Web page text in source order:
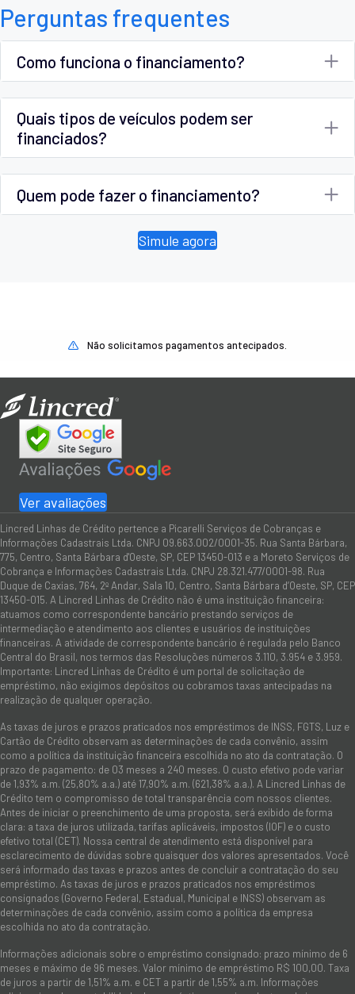
Perguntas frequentes
Como funciona o financiamento?
Quais tipos de veículos podem ser
financiados?
Quem pode fazer o financiamento?
Simule agora
Não solicitamos pagamentos antecipados.
Ver avaliações
Lincred Linhas de Crédito pertence a Picarelli Serviços de Cobranças e
Informações Cadastrais Ltda. CNPJ 09.663.002/0001-35. Rua Santa Bárbara,
775, Centro, Santa Bárbara d'Oeste, SP, CEP 13450-013 e a Moreto Serviços de
Cobrança e Informações Cadastrais Ltda. CNPJ 28.321.477/0001-98. Rua
Duque de Caxias, 764, 2º Andar, Sala 10, Centro, Santa Bárbara d’Oeste, SP, CEP
13450-015. A Lincred Linhas de Crédito não é uma instituição financeira:
atuamos como correspondente bancário prestando serviços de
intermediação e atendimento aos clientes e usuários de instituições
financeiras. A atividade de correspondente bancário é regulada pelo Banco
Central do Brasil, nos termos das Resoluções números 3.110, 3.954 e 3.959.
Importante: Lincred Linhas de Crédito é um portal de solicitação de
empréstimo, não exigimos depósitos ou cobramos taxas antecipadas na
realização de qualquer operação.
As taxas de juros e prazos praticados nos empréstimos de INSS, FGTS, Luz e
Cartão de Crédito observam as determinações de cada convênio, assim
como a política da instituição financeira escolhida no ato da contratação. O
prazo de pagamento: de 03 meses a 240 meses. O custo efetivo pode variar
de 1,93% a.m. (25,80% a.a.) até 17,90% a.m. (621,38% a.a.). A Lincred Linhas de
Crédito tem o compromisso de total transparência com nossos clientes.
Antes de iniciar o preenchimento de uma proposta, será exibido de forma
clara: a taxa de juros utilizada, tarifas aplicáveis, impostos (IOF) e o custo
efetivo total (CET). Nossa central de atendimento está disponível para
esclarecimento de dúvidas sobre quaisquer dos valores apresentados. Você
será informado das taxas e prazos antes de concluir a contratação do seu
empréstimo. As taxas de juros e prazos praticados nos empréstimos
consignados (Governo Federal, Estadual, Municipal e INSS) observam as
determinações de cada convênio, assim como a política da empresa
escolhida no ato da contratação.
Informações adicionais sobre o empréstimo consignado: prazo mínimo de 6
meses e máximo de 96 meses. Valor mínimo de empréstimo R$ 100,00. Taxa
de juros a partir de 1,51% a.m. e CET a partir de 1,55% a.m. Informações